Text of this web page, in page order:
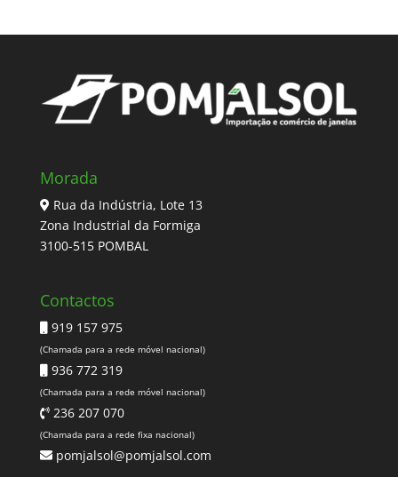
Morada
Rua da Indústria, Lote 13
Zona Industrial da Formiga
3100-515 POMBAL
Contactos
919 157 975
(Chamada para a rede móvel nacional)
936 772 319
(Chamada para a rede móvel nacional)
236 207 070
(Chamada para a rede fixa nacional)
pomjalsol@pomjalsol.com